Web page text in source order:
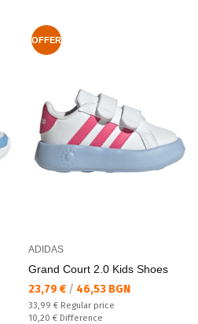
OFFER
ADIDAS
Grand Court 2.0 Kids Shoes
Текуща цена:
23,79 € / 46,53 BGN
Regular price:
33,99 € Regular price
Спестявате:
10,20 € Difference